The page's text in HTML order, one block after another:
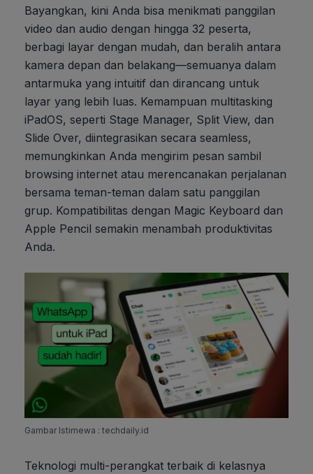
Bayangkan, kini Anda bisa menikmati panggilan
video dan audio dengan hingga 32 peserta,
berbagi layar dengan mudah, dan beralih antara
kamera depan dan belakang—semuanya dalam
antarmuka yang intuitif dan dirancang untuk
layar yang lebih luas. Kemampuan multitasking
iPadOS, seperti Stage Manager, Split View, dan
Slide Over, diintegrasikan secara seamless,
memungkinkan Anda mengirim pesan sambil
browsing internet atau merencanakan perjalanan
bersama teman-teman dalam satu panggilan
grup. Kompatibilitas dengan Magic Keyboard dan
Apple Pencil semakin menambah produktivitas
Anda.
Gambar Istimewa : techdaily.id
Teknologi multi-perangkat terbaik di kelasnya